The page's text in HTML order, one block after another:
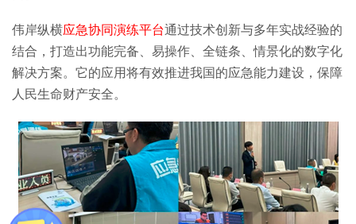
伟岸纵横应急协同演练平台通过技术创新与多年实战经验的
结合，打造出功能完备、易操作、全链条、情景化的数字化
解决方案。它的应用将有效推进我国的应急能力建设，保障
人民生命财产安全。